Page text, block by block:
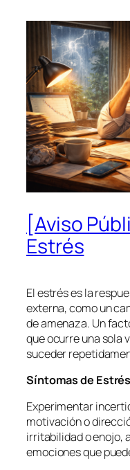
[Aviso
Estrés
El estrés es la
externa, como un
de amenaza. Un
que ocurre una sola
suceder
Síntomas de Estrés
Experimentar
motivación o
irritabilidad o enojo,
emociones que